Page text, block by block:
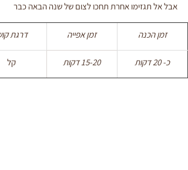
אבל אל תגזימו אחרת תחכו לצום של שנה הבאה כבר
זמן הכנה זמן אפייה דרגת
כ- 20 דקות 15-20 דקות קל